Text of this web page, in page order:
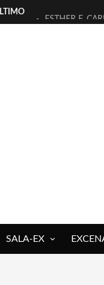
ESTHER F.
[ELECTRA
TIMBRE 4, LA
30 AÑOS (NO
MILITARES
MARSHALL
JOFRE
SALA-EX